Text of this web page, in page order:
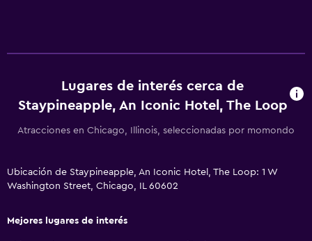
Spa
Lugares de interés cerca de
Staypineapple, An Iconic Hotel, The Loop
Atracciones en Chicago, Illinois, seleccionadas por momondo
Ubicación de Staypineapple, An Iconic Hotel, The Loop: 1 W
Washington Street, Chicago, IL 60602
Mejores lugares de interés